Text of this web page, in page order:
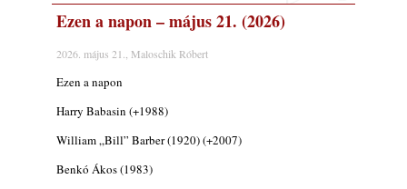
Ez lesz idén a Balaton legkedvesebb
eseménye: augusztus közepén érkezik a
Malomvölgy Fesztivál!
tudok… 19. rész: XXXI. Szoboszlói
Dixieland Napok (Hajdúszoboszló – 2026.
2026. augusztus 08.
Ezen a napon – május 21. (2026)
2026. május 21., Maloschik Róbert
Ezen a napon
Harry Babasin (+1988)
William „Bill” Barber (1920) (+2007)
Benkó Ákos (1983)